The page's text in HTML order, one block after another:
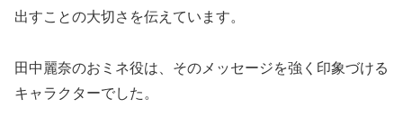
出すことの大切さを伝えています。
田中麗奈のおミネ役は、そのメッセージを強く印象づける
キャラクターでした。